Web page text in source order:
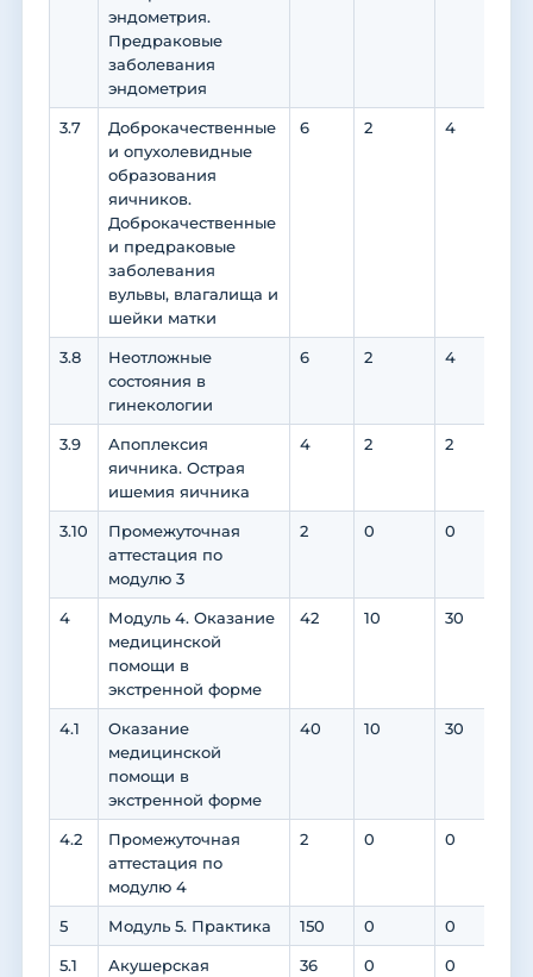
эндометрия.
Предраковые
заболевания
эндометрия
3.7
Доброкачественные
и опухолевидные
образования
яичников.
Доброкачественные
и предраковые
заболевания
вульвы, влагалища и
шейки матки
6 2 4
3.8
Неотложные
состояния в
гинекологии
6 2 4
3.9
Апоплексия
яичника. Острая
ишемия яичника
4 2 2
3.10
Промежуточная
аттестация по
модулю 3
2 0 0
4
Модуль 4. Оказание
медицинской
помощи в
экстренной форме
42 10 30
4.1
Оказание
медицинской
помощи в
экстренной форме
40 10 30
4.2
Промежуточная
аттестация по
модулю 4
2 0 0
5 Модуль 5. Практика 150 0 0
5.1
Акушерская
36 0 0